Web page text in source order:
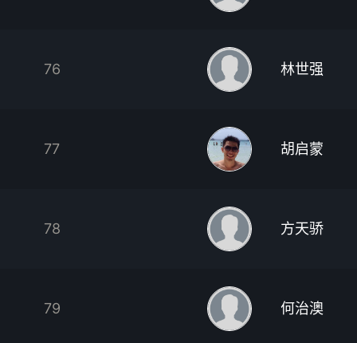
76 林世强
77 胡启蒙
78 方天骄
79 何治澳